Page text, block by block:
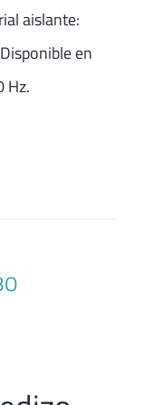
aislante:
en
Hz.